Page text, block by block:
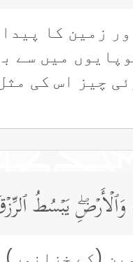
زمین کا
میں سے
چیز اس کی
وَٱلۡأَرۡضِۖ یَبۡسُطُ